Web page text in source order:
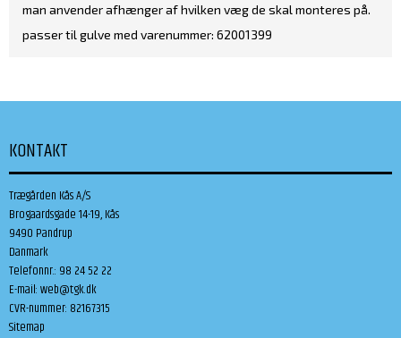
man anvender afhænger af hvilken væg de skal monteres på.
passer til gulve med varenummer: 62001399
KONTAKT
Trægården Kås A/S
Brogaardsgade 14-19, Kås
9490 Pandrup
Danmark
Telefonnr.: 98 24 52 22
E-mail:web@tgk.dk
CVR-nummer: 82167315
Sitemap